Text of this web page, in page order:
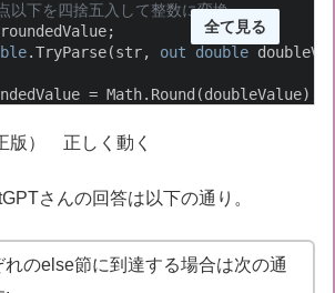
全て見る
下を四捨五入して整数に変換
roundedValue;
.TryParse(str, out double
= Math.Round(doubleValue);
ここに来るのはstrがどのような文字列の場
版） 正しく動く
さんの回答は以下の通り。
れのelse節に到達する場合は次の通